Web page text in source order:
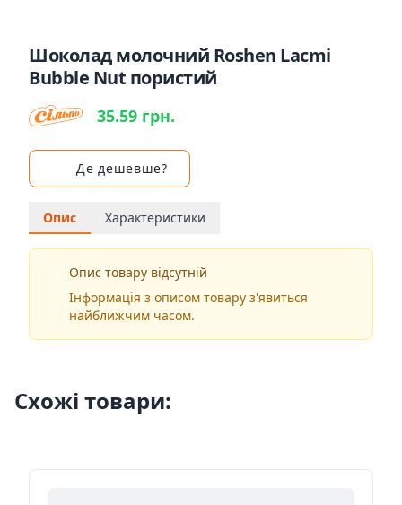
Шоколад молочний Roshen Lacmi
Bubble Nut пористий
35.59 грн.
Де дешевше?
Опис Характеристики
Опис товару відсутній
Інформація з описом товару з'явиться
найближчим часом.
Схожі товари: